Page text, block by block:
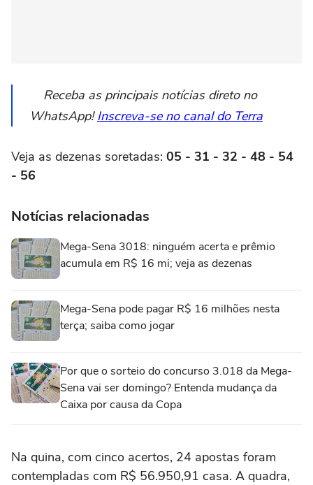
Receba as principais notícias direto no
WhatsApp!Inscreva-se no canal do Terra
Veja as dezenas soretadas: 05 - 31 - 32 - 48 - 54
- 56
Notícias relacionadas
Mega-Sena 3018: ninguém acerta e prêmio
acumula em R$ 16 mi; veja as dezenas
Mega-Sena pode pagar R$ 16 milhões nesta
terça; saiba como jogar
Por que o sorteio do concurso 3.018 da Mega-
Sena vai ser domingo? Entenda mudança da
Caixa por causa da Copa
Na quina, com cinco acertos, 24 apostas foram
contempladas com R$ 56.950,91 casa. A quadra,